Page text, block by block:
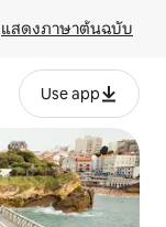
แสดงภาษาต้นฉบับ
Use app